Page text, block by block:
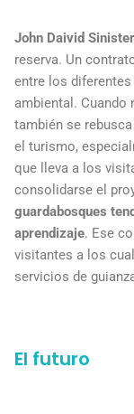
John Daivid
reserva. Un
entre los
ambiental. Cuando
también se
el turismo,
que lleva a los
consolidarse el
guardabosques
aprendizaje. Ese
visitantes a los
servicios de
El futuro